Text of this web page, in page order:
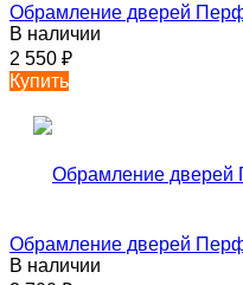
Обрамление дверей
В наличии
2 550 ₽
Купить
Обрамление дверей
В наличии